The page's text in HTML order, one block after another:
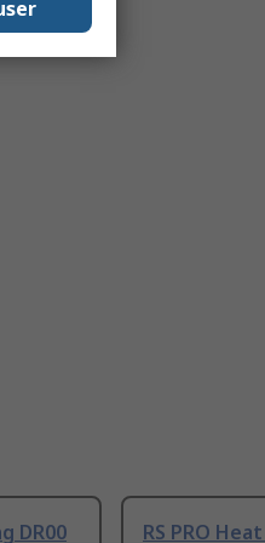
DR00
RS PRO